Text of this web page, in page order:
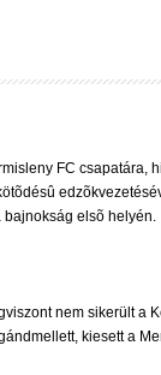
FC csapatára,
elsõ helyén.
nem sikerült a
kiesett a